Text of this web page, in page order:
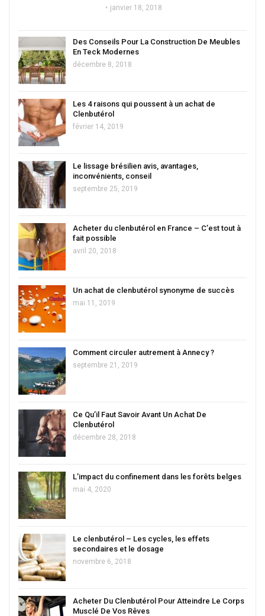
janvier 18, 2018
Des Conseils Pour La Construction De Meubles
En Teck Modernes
décembre 8, 2018
Les 4 raisons qui poussent à un achat de
Clenbutérol
février 14, 2019
Le lissage brésilien avis, avantages,
inconvénients, conseil
septembre 25, 2019
Acheter du clenbutérol en France – C’est tout à
fait possible
avril 20, 2018
Un achat de clenbutérol synonyme de succès
mai 11, 2019
Comment circuler autrement à Annecy ?
septembre 21, 2019
Ce Qu’il Faut Savoir Avant Un Achat De
Clenbutérol
décembre 28, 2018
L’impact du confinement dans les forêts belges
mai 4, 2020
Le clenbutérol – Les cycles, les effets
secondaires et le dosage
novembre 6, 2018
Acheter Du Clenbutérol Pour Atteindre Le Corps
Musclé De Vos Rêves